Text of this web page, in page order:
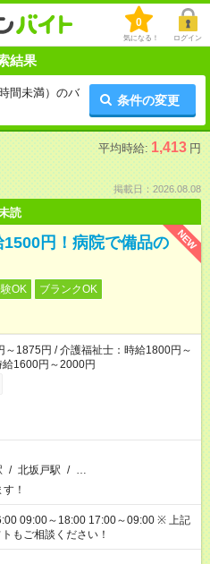
0
気になる！ ログイン
結果
間未満）のバ
条件の変更
平均時給: 1,413 円
掲載日：2026.08.08
読
NEW
円！病院で備品の
OK
ブランクOK
1875円 / 介護福祉士：時給1800円～
1600円～2000円
/ 北坂戸駅 / …
！
09:00～18:00 17:00～09:00 ※ 上記
もご相談ください！